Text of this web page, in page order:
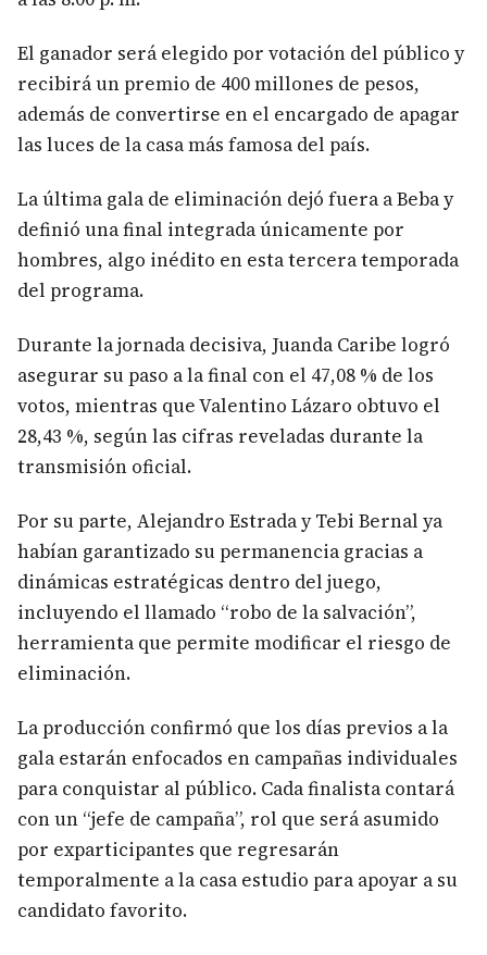
El ganador será elegido por votación del público y
recibirá un premio de 400 millones de pesos,
además de convertirse en el encargado de apagar
las luces de la casa más famosa del país.
La última gala de eliminación dejó fuera a Beba y
definió una final integrada únicamente por
hombres, algo inédito en esta tercera temporada
del programa.
Durante la jornada decisiva, Juanda Caribe logró
asegurar su paso a la final con el 47,08 % de los
votos, mientras que Valentino Lázaro obtuvo el
28,43 %, según las cifras reveladas durante la
transmisión oficial.
Por su parte, Alejandro Estrada y Tebi Bernal ya
habían garantizado su permanencia gracias a
dinámicas estratégicas dentro del juego,
incluyendo el llamado “robo de la salvación”,
herramienta que permite modificar el riesgo de
eliminación.
La producción confirmó que los días previos a la
gala estarán enfocados en campañas individuales
para conquistar al público. Cada finalista contará
con un “jefe de campaña”, rol que será asumido
por exparticipantes que regresarán
temporalmente a la casa estudio para apoyar a su
candidato favorito.